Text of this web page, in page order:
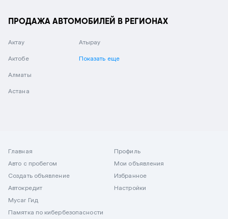
ПРОДАЖА АВТОМОБИЛЕЙ В РЕГИОНАХ
Актау
Актобе
Алматы
Астана
Атырау
Показать еще
Главная
Авто с пробегом
Создать объявление
Автокредит
Mycar Гид
Памятка по кибербезопасности
Профиль
Мои объявления
Избранное
Настройки